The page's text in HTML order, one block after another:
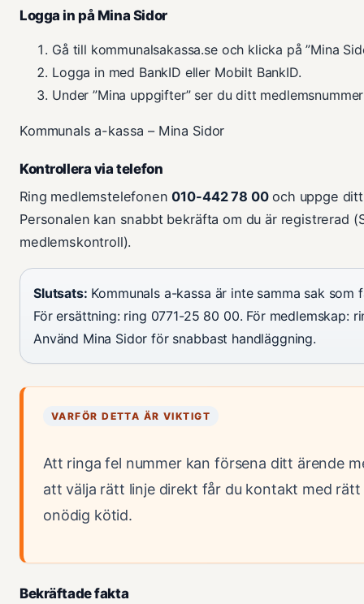
Logga in på Mina Sidor
Gå till kommunalsakassa.se och klicka på ”Mina
Logga in med BankID eller Mobilt BankID.
Under ”Mina uppgifter” ser du ditt
Kommunals a-kassa – Mina Sidor
Kontrollera via telefon
Ring medlemstelefonen010-442 78 00och uppge
Personalen kan snabbt bekräfta om du är registrerad
medlemskontroll).
Slutsats: Kommunals a-kassa är inte samma sak som
För ersättning: ring 0771-25 80 00. För medlemskap:
Använd Mina Sidor för snabbast handläggning.
VARFÖR DETTA ÄR VIKTIGT
Att ringa fel nummer kan försena ditt ärende
att välja rätt linje direkt får du kontakt med
onödig kötid.
Bekräftade fakta